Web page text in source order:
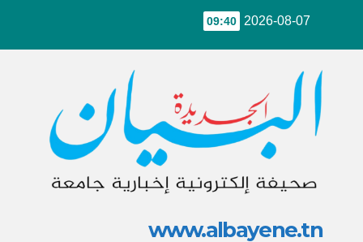
2026-08-07
09:40
www.albayene.tn